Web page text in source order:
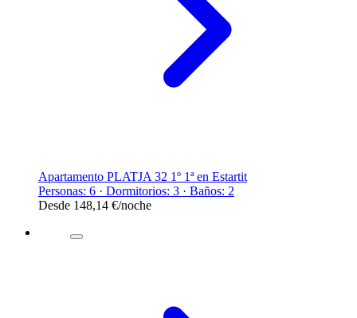
Apartamento PLATJA 32 1º 1ª en Estartit
Personas: 6 · Dormitorios: 3 · Baños: 2
Desde 148,14 €/noche